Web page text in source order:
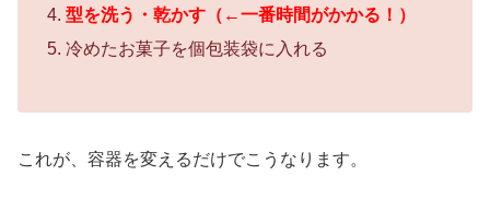
型を洗う・乾かす（←一番時間がかかる！）
冷めたお菓子を個包装袋に入れる
これが、容器を変えるだけでこうなります。